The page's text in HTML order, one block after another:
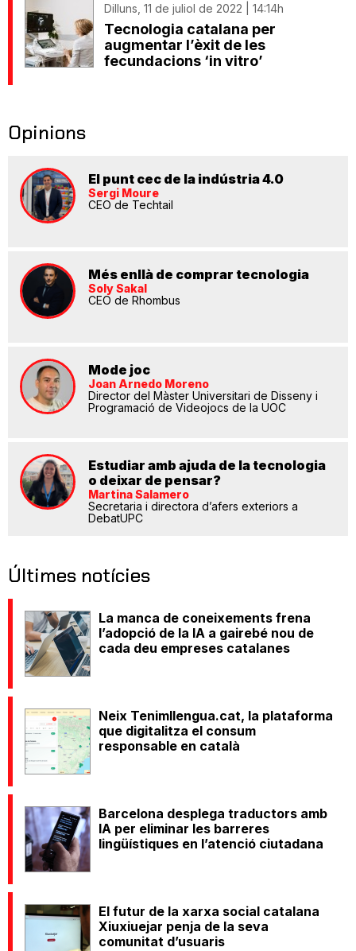
Dilluns, 11 de juliol de 2022 | 14:14h
Tecnologia catalana per
augmentar l’èxit de les
fecundacions ‘in vitro’
Opinions
El punt cec de la indústria 4.0
Sergi Moure
CEO de Techtail
Més enllà de comprar tecnologia
Soly Sakal
CEO de Rhombus
Mode joc
Joan Arnedo Moreno
Director del Màster Universitari de Disseny i
Programació de Videojocs de la UOC
Estudiar amb ajuda de la tecnologia
o deixar de pensar?
Martina Salamero
Secretaria i directora d’afers exteriors a
DebatUPC
Últimes notícies
La manca de coneixements frena
l’adopció de la IA a gairebé nou de
cada deu empreses catalanes
Neix Tenimllengua.cat, la plataforma
que digitalitza el consum
responsable en català
Barcelona desplega traductors amb
IA per eliminar les barreres
lingüístiques en l’atenció ciutadana
El futur de la xarxa social catalana
Xiuxiuejar penja de la seva
comunitat d’usuaris